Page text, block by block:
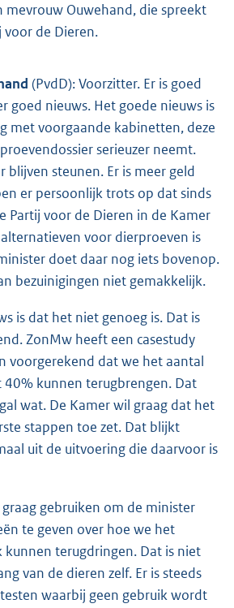
mevrouw Ouwehand, die spreekt
voor de Dieren.
(PvdD): Voorzitter. Er is goed
goed nieuws. Het goede nieuws is
met voorgaande kabinetten, deze
serieuzer neemt.
blijven steunen. Er is meer geld
er persoonlijk trots op dat sinds
Partij voor de Dieren in de Kamer
voor dierproeven is
doet daar nog iets bovenop.
bezuinigingen niet gemakkelijk.
is dat het niet genoeg is. Dat is
ZonMw heeft een casestudy
voorgerekend dat we het aantal
kunnen terugbrengen. Dat
wat. De Kamer wil graag dat het
stappen toe zet. Dat blijkt
uit de uitvoering die daarvoor is
gebruiken om de minister
te geven over hoe we het
terugdringen. Dat is niet
van de dieren zelf. Er is steeds
waarbij geen gebruik wordt